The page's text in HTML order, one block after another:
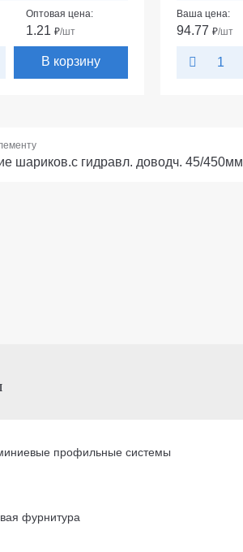
Оптовая цена:
1.21₽/шт
В корзину
Ваша цена:
94.77 ₽/шт
шариков.с гидравл. доводч. 45/450мм
профильные системы
фурнитура